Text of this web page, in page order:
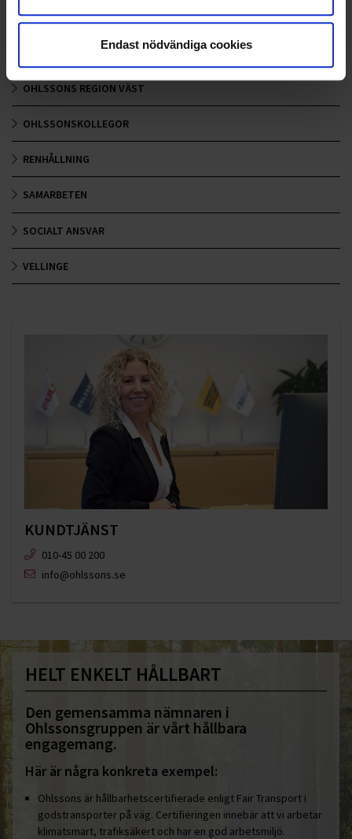
Endast nödvändiga cookies
OHLSSONS REGION MITT
OHLSSONS REGION SYD
OHLSSONS REGION VÄST
OHLSSONSKOLLEGOR
RENHÅLLNING
SAMARBETEN
SOCIALT ANSVAR
VELLINGE
KUNDTJÄNST
010-45 00 200​
info@ohlssons.se
HELT ENKELT HÅLLBART
Den gemensamma nämnaren i
Ohlssonsgruppen är vårt hållbara
engagemang.
Här är några konkreta exempel:
Ohlssons är hållbarhetscertifierade enligt Fair Transport i
godstransporter på väg. Certifieringen innebär att vi arbetar
klimatsmart, trafiksäkert och har en god arbetsmiljö.